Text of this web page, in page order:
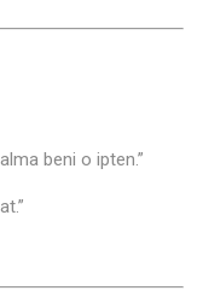
alma beni o ipten.”